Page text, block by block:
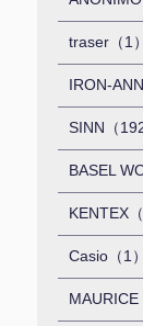
traser（1）
IRON-
SINN（192
BASEL
KENTEX（
Casio（1）
MAURICE